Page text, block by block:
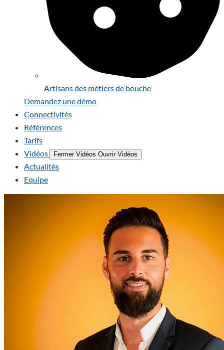
Artisans des métiers de bouche
Demandez une démo
Connectivités
Références
Tarifs
Vidéos
Fermer Vidéos Ouvrir Vidéos
Actualités
Equipe